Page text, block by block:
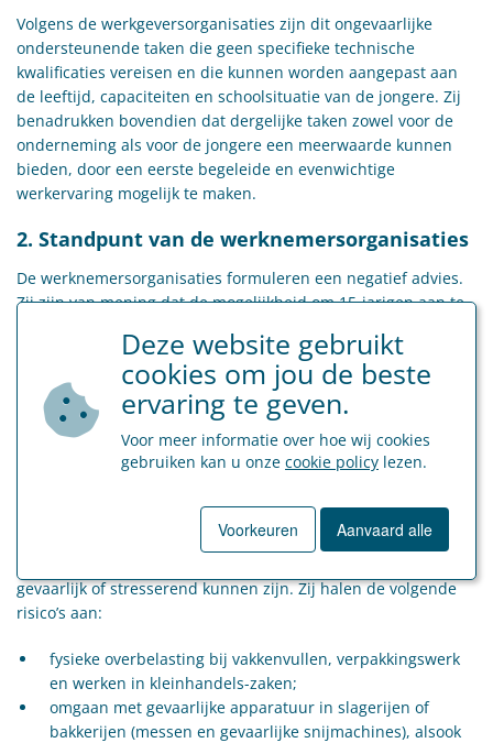
Volgens de werkgeversorganisaties zijn dit ongevaarlijke
ondersteunende taken die geen specifieke technische
kwalificaties vereisen en die kunnen worden aangepast aan
de leeftijd, capaciteiten en schoolsituatie van de jongere. Zij
benadrukken bovendien dat dergelijke taken zowel voor de
onderneming als voor de jongere een meerwaarde kunnen
bieden, door een eerste begeleide en evenwichtige
werkervaring mogelijk te maken.
2. Standpunt van de werknemersorganisaties
De werknemersorganisaties formuleren een negatief advies.
Zij zijn van mening dat de mogelijkheid om 15-jarigen aan te
leerplicht, een aanzienlijk risico vormt voor zowel hun
schooltraject als hun fysieke en psychische ontwikkeling.
Zij zijn van oordeel dat de economische motieven niet
opwegen tegen het gevaar dat de regels omtrent de “lichte
arbeid” in de praktijk onvoldoende bescherming bieden.
De werknemersorganisaties wijzen erop dat de voorgestelde
lijst van "licht werk" onvoldoende is gedefinieerd en dat de
gevaarlijk of stresserend kunnen zijn. Zij halen de volgende
risico’s aan:
fysieke overbelasting bij vakkenvullen, verpakkingswerk
en werken in kleinhandels-zaken;
omgaan met gevaarlijke apparatuur in slagerijen of
bakkerijen (messen en gevaarlijke snijmachines), alsook
Deze website gebruikt
cookies om jou de beste
ervaring te geven.
Voor meer informatie over hoe wij cookies
gebruiken kan u onze cookie policy lezen.
Voorkeuren Aanvaard alle